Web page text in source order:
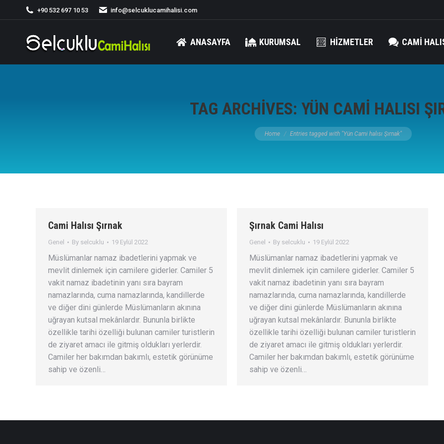
+90 532 697 10 53 info@selcuklucamihalisi.com
ANASAYFA KURUMSAL HIZMETLER CAMI
TAG ARCHIVES: YÜN CAMI HALISI
You are here:
Home Entries tagged with "Yün Cami halısı Şırnak"
Cami Halısı Şırnak
Genel By selcuklu 19 Eylül 2022
Müslümanlar namaz ibadetlerini yapmak ve
mevlit dinlemek için camilere giderler. Camiler 5
vakit namaz ibadetinin yanı sıra bayram
namazlarında, cuma namazlarında, kandillerde
ve diğer dini günlerde Müslümanların akınına
uğrayan kutsal mekânlardır. Bununla birlikte
özellikle tarihi özelliği bulunan camiler turistlerin
de ziyaret amacı ile gitmiş oldukları yerlerdir.
Camiler her bakımdan bakımlı, estetik görünüme
sahip ve özenli…
Şırnak Cami Halısı
Genel By selcuklu 19 Eylül 2022
Müslümanlar namaz ibadetlerini yapmak ve
mevlit dinlemek için camilere giderler. Camiler 5
vakit namaz ibadetinin yanı sıra bayram
namazlarında, cuma namazlarında, kandillerde
ve diğer dini günlerde Müslümanların akınına
uğrayan kutsal mekânlardır. Bununla birlikte
özellikle tarihi özelliği bulunan camiler turistlerin
de ziyaret amacı ile gitmiş oldukları yerlerdir.
Camiler her bakımdan bakımlı, estetik görünüme
sahip ve özenli…